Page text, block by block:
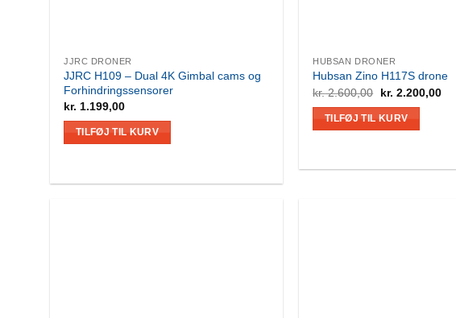
JJRC DRONER
JJRC H109 – Dual 4K Gimbal cams og
Forhindringssensorer
kr. 1.199,00
TILFØJ TIL KURV
HUBSAN DRONER
Hubsan Zino H117S drone
kr.2.600,00
Den
oprindelige
pris
var:
kr. 2.200,00Den
TILFØJ TIL KURV